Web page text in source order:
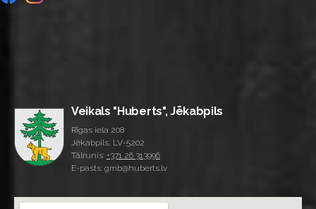
Veikals "Huberts", Jēkabpils
Rīgas iela 208
Jēkabpils, LV-5202
Tālrunis: +371 26 313996
E-pasts: gmb@huberts.lv